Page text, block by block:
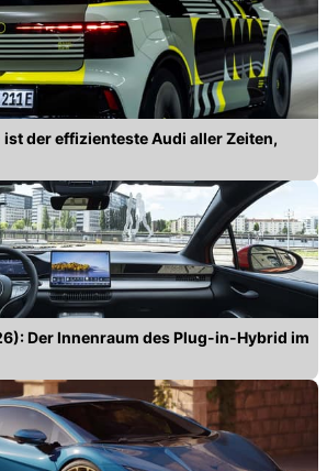
der effizienteste Audi aller Zeiten,
Der Innenraum des Plug-in-Hybrid im